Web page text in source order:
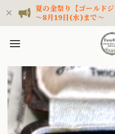
夏の金祭り【ゴールド
～8月19日(水)まで～